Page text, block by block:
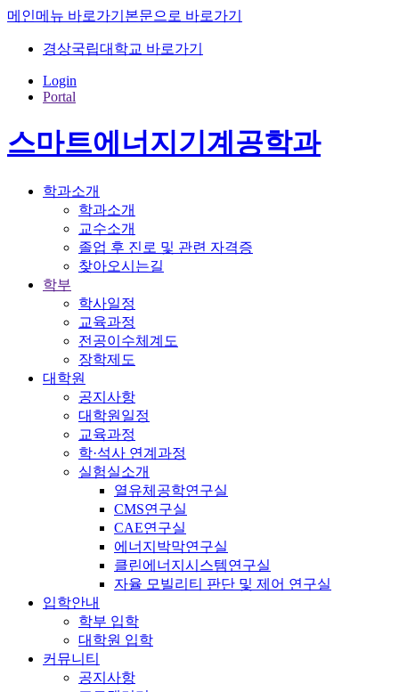
메인메뉴 바로가기 본문으로 바로가기
경상국립대학교 바로가기
Login
Portal
스마트에너지기계공학과
학과소개
학과소개
교수소개
졸업 후 진로 및 관련 자격증
찾아오시는길
학부
학사일정
교육과정
전공이수체계도
장학제도
대학원
공지사항
대학원일정
교육과정
학·석사 연계과정
실험실소개
열유체공학연구실
CMS연구실
CAE연구실
에너지박막연구실
클린에너지시스템연구실
자율 모빌리티 판단 및 제어 연구실
입학안내
학부 입학
대학원 입학
커뮤니티
공지사항